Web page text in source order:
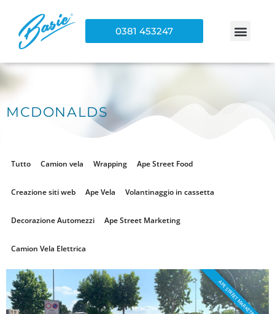
0381 453247
MCDONALDS
Tutto Camion vela Wrapping Ape Street Food
Creazione siti web Ape Vela Volantinaggio in cassetta
Decorazione Automezzi Ape Street Marketing
Camion Vela Elettrica
APE STREET MARKETING